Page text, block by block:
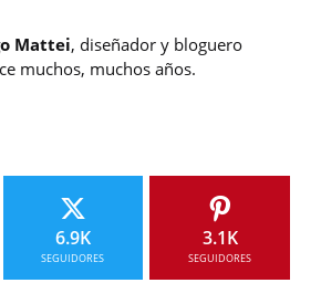
Mattei, diseñador y bloguero
muchos, muchos años.
6.9K
SEGUIDORES
3.1K
SEGUIDORES